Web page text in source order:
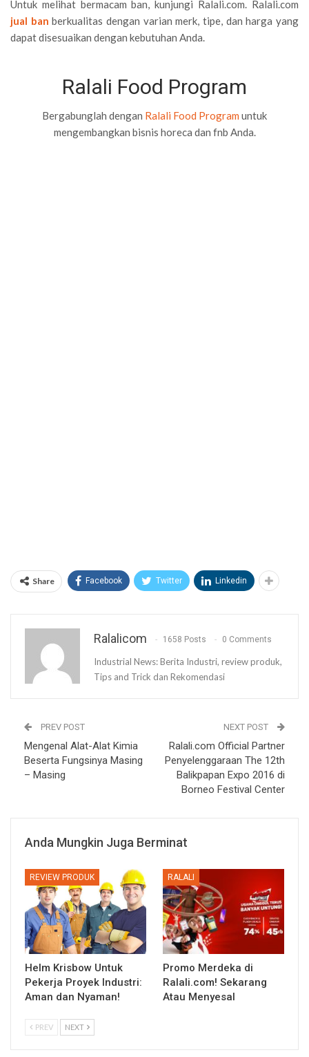
Untuk melihat bermacam ban, kunjungi Ralali.com. Ralali.com
jual ban berkualitas dengan varian merk, tipe, dan harga yang
dapat disesuaikan dengan kebutuhan Anda.
Ralali Food Program
Bergabunglah dengan Ralali Food Program untuk
mengembangkan bisnis horeca dan fnb Anda.
Share Facebook Twitter Linkedin
Ralalicom 1658 Posts 0 Comments
Industrial News: Berita Industri, review produk,
Tips and Trick dan Rekomendasi
PREV POST
Mengenal Alat-Alat Kimia
Beserta Fungsinya Masing
– Masing
NEXT POST
Ralali.com Official Partner
Penyelenggaraan The 12th
Balikpapan Expo 2016 di
Borneo Festival Center
Anda Mungkin Juga Berminat
REVIEW PRODUK
Helm Krisbow Untuk
Pekerja Proyek Industri:
Aman dan Nyaman!
RALALI
Promo Merdeka di
Ralali.com! Sekarang
Atau Menyesal
PREV NEXT